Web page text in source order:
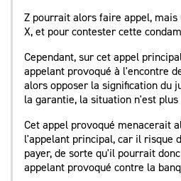
Z pourrait alors faire appel,
X, et pour contester cette
Cependant, sur cet appel
appelant provoqué à l'encontre
alors opposer la signification du
la garantie, la situation n'est
Cet appel provoqué menacerait
l'appelant principal, car il risque
payer, de sorte qu'il pourrait
appelant provoqué contre la